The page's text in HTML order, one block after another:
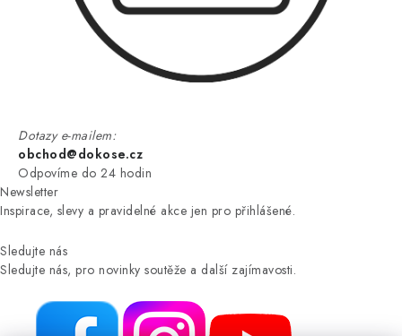
Dotazy e-mailem:
obchod@dokose.cz
Odpovíme do 24 hodin
Newsletter
Inspirace, slevy a pravidelné akce jen pro přihlášené.
Sledujte nás
Sledujte nás, pro novinky soutěže a další zajímavosti.